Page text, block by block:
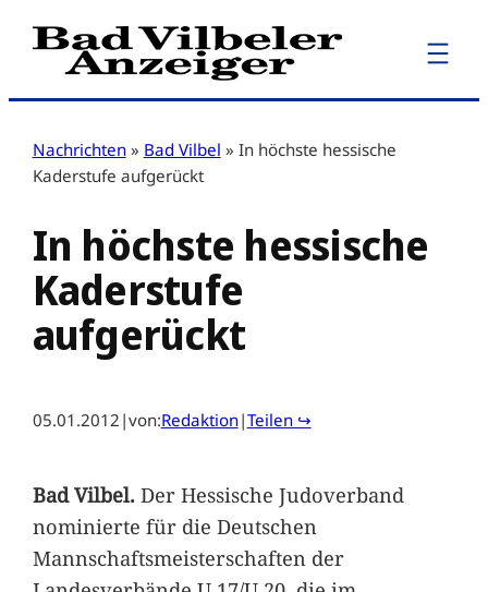
Zum
Inhalt
Nachrichten » Bad Vilbel » In höchste hessische
Kaderstufe aufgerückt
In höchste hessische
Kaderstufe
aufgerückt
05.01.2012 |von:Redaktion|Teilen ↪
Bad Vilbel.Der Hessische Judoverband
nominierte für die Deutschen
Mannschaftsmeisterschaften der